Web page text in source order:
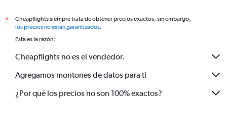
*
Cheapflights siempre trata de obtener precios exactos, sin embargo,
los precios no están garantizados.
Esta es la razón:
Cheapflights no es el vendedor.
Agregamos montones de datos para ti
¿Por qué los precios no son 100% exactos?